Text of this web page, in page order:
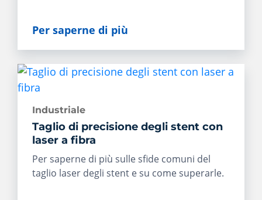
Per saperne di più
Industriale
Taglio di precisione degli stent con
laser a fibra
Per saperne di più sulle sfide comuni del
taglio laser degli stent e su come superarle.